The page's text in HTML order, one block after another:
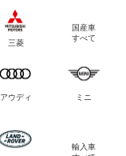
三菱
国産車
すべて
アウディ ミニ
輸入車